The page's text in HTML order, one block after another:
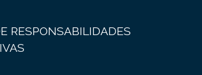
RESPONSABILIDADES